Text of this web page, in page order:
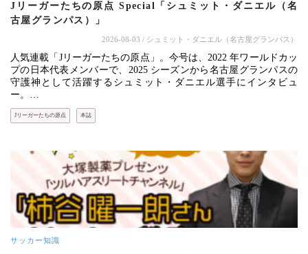
Jリーガーたちの原点 Special「シュミット・ダニエル（名
古屋グランパス）」
2026-08-03 / シュミット・ダニエル（名古屋グランパス）
人気連載「Jリーガーたちの原点」。今号は、2022 年ワールドカッ
プの日本代表メンバーで、2025 シーズンから名古屋グランパスの
守護神として活躍するシュミット・ダニエル選手にインタビュ
ー。…
Jリーガーたちの原点 本誌
サッカー知識